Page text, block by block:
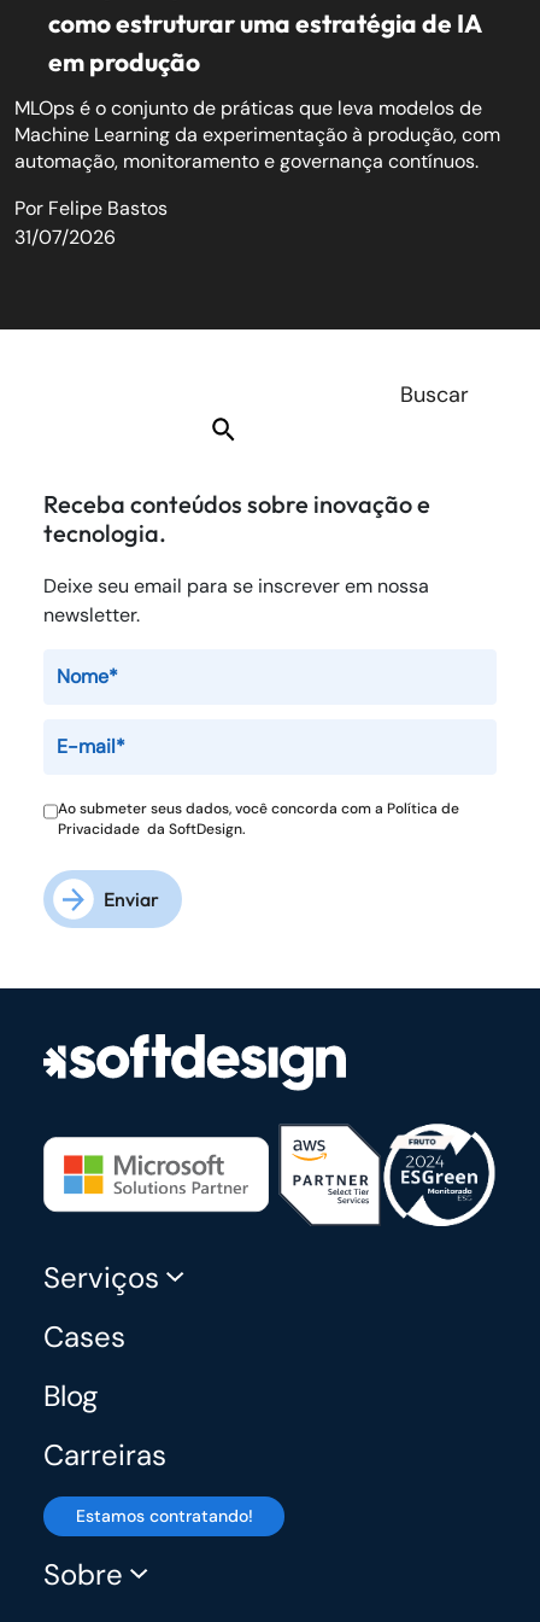
como estruturar uma estratégia de IA
em produção
MLOps é o conjunto de práticas que leva modelos de
Machine Learning da experimentação à produção, com
automação, monitoramento e governança contínuos.
Por Felipe Bastos
31/07/2026
Receba conteúdos sobre inovação e
tecnologia.
Deixe seu email para se inscrever em nossa
newsletter.
Ao submeter seus dados, você concorda com a Política de
Privacidade da SoftDesign.
Enviar
Serviços
Cases
Blog
Carreiras
Estamos contratando!
Sobre